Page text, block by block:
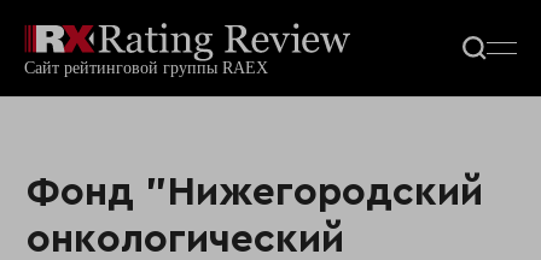
Фонд "Нижегородский
онкологический